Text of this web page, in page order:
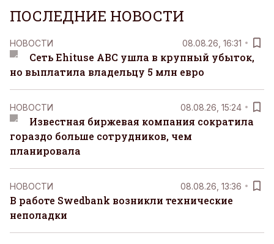
ПОСЛЕДНИЕ НОВОСТИ
НОВОСТИ 08.08.26, 16:31
Сеть Ehituse ABC ушла в крупный убыток,
но выплатила владельцу 5 млн евро
НОВОСТИ 08.08.26, 15:24
Известная биржевая компания сократила
гораздо больше сотрудников, чем
планировала
НОВОСТИ 08.08.26, 13:36
В работе Swedbank возникли технические
неполадки